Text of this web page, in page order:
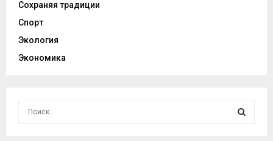
Сохраняя традиции
Спорт
Экология
Экономика